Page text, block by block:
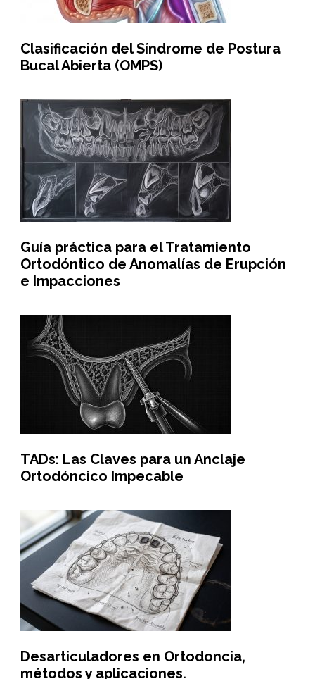
Clasificación del Síndrome de Postura
Bucal Abierta (OMPS)
Guía práctica para el Tratamiento
Ortodóntico de Anomalías de Erupción
e Impacciones
TADs: Las Claves para un Anclaje
Ortodóncico Impecable
Desarticuladores en Ortodoncia,
métodos y aplicaciones.